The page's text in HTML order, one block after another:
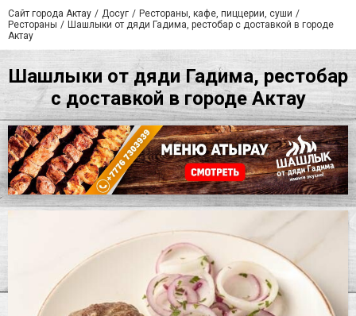
Сайт города Актау Досуг
Рестораны, кафе, пиццерии, суши
Рестораны
Шашлыки от дяди Гадима, рестобар с доставкой в городе
Актау
Шашлыки от дяди Гадима, рестобар
с доставкой в городе Актау